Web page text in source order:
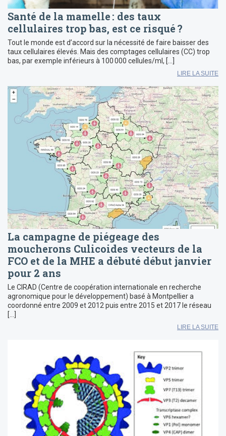
Santé de la mamelle : des taux
cellulaires trop bas, est ce risqué ?
Tout le monde est d’accord sur la nécessité de faire baisser des
taux cellulaires élevés. Mais des comptages cellulaires (CC) trop
bas, par exemple inférieurs à 100 000 cellules/ml, […]
LIRE LA SUITE
La campagne de piégeage des
moucherons Culicoides vecteurs de la
FCO et de la MHE a débuté début janvier
pour 2 ans
Le CIRAD (Centre de coopération internationale en recherche
agronomique pour le développement) basé à Montpellier a
coordonné entre 2009 et 2012 puis entre 2015 et 2017 le réseau
[…]
LIRE LA SUITE